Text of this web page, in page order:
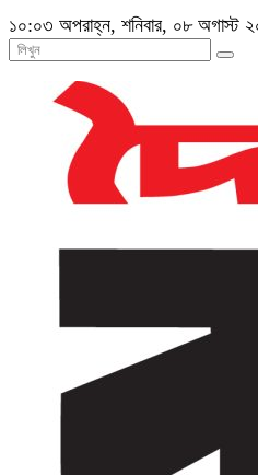
১০:০৩ অপরাহ্ন, শনিবার, ০৮ অগাস্ট